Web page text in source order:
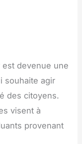
est devenue une
souhaite agir
des citoyens.
visent à
provenant